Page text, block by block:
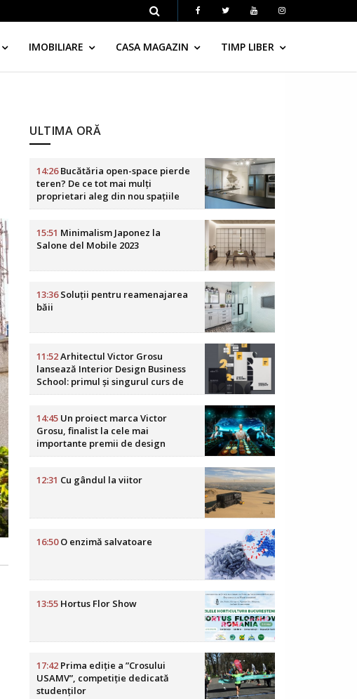
IMOBILIARE CASA MAGAZIN TIMP LIBER
ULTIMA ORĂ
14:26Bucătăria open-space pierde
teren? De ce tot mai mulți
proprietari aleg din nou spațiile
delimitate
15:51 Minimalism Japonez la
Salone del Mobile 2023
13:36Soluții pentru reamenajarea
băii
11:52Arhitectul Victor Grosu
lansează Interior Design Business
School: primul și singurul curs de
business în design interior din
14:45 Un proiect marca Victor
Grosu, finalist la cele mai
importante premii de design
HoReCa din lume
12:31 Cu gândul la viitor
16:50O enzimă salvatoare
13:55 Hortus Flor Show
17:42 Prima ediție a ”Crosului
USAMV”, competiție dedicată
studenților